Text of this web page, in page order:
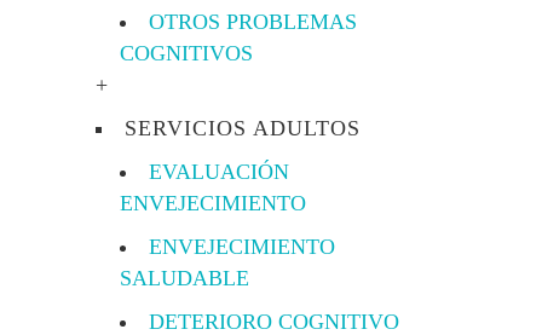
OTROS PROBLEMAS
COGNITIVOS
+
SERVICIOS ADULTOS
EVALUACIÓN
ENVEJECIMIENTO
ENVEJECIMIENTO
SALUDABLE
DETERIORO COGNITIVO